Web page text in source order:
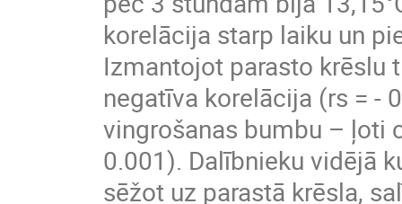
korelācija starp laiku un
Izmantojot parasto
negatīva korelācija (rs = -
vingrošanas bumbu – ļoti
0.001). Dalībnieku vidējā
sēžot uz parastā krēsla,